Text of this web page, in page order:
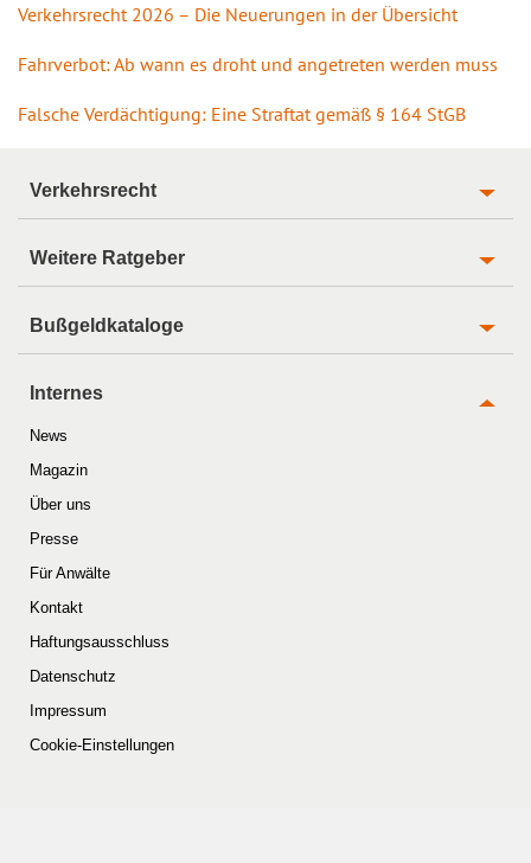
Verkehrsrecht 2026 – Die Neuerungen in der Übersicht
Fahrverbot: Ab wann es droht und angetreten werden muss
Falsche Verdächtigung: Eine Straftat gemäß § 164 StGB
Verkehrsrecht
Weitere Ratgeber
Bußgeldkataloge
Internes
News
Magazin
Über uns
Presse
Für Anwälte
Kontakt
Haftungsausschluss
Datenschutz
Impressum
Cookie-Einstellungen